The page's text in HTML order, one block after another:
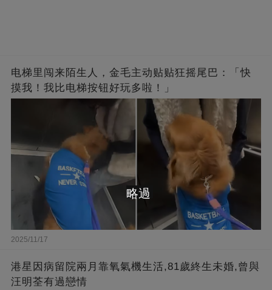
电梯里闯来陌生人，金毛主动贴贴狂摇尾巴：「快
摸我！我比电梯按钮好玩多啦！」
2025/11/17
港星因病留院兩月靠氧氣機生活,81歲終生未婚,曾與
汪明荃有過戀情
略過